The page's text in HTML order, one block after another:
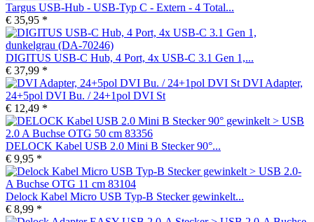
Targus USB-Hub - USB-Typ C - Extern - 4 Total...
€ 35,95 *
DIGITUS USB-C Hub, 4 Port, 4x USB-C 3.1 Gen 1,...
€ 37,99 *
DVI Adapter,
24+5pol DVI Bu. / 24+1pol DVI St
€ 12,49 *
DELOCK Kabel USB 2.0 Mini B Stecker 90°...
€ 9,95 *
Delock Kabel Micro USB Typ-B Stecker gewinkelt...
€ 8,99 *